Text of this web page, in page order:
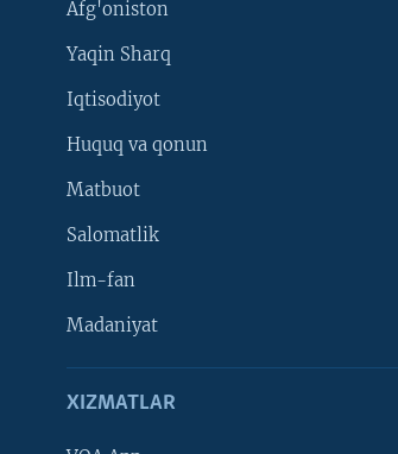
Afg'oniston
Yaqin Sharq
Iqtisodiyot
Huquq va qonun
Matbuot
Salomatlik
Ilm-fan
Madaniyat
XIZMATLAR